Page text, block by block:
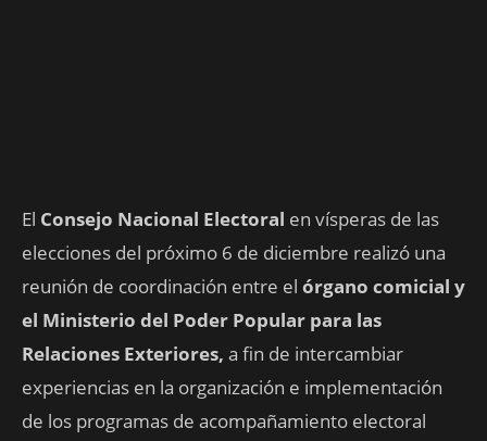
El Consejo Nacional Electoral en vísperas de las
elecciones del próximo 6 de diciembre realizó una
reunión de coordinación entre el órgano comicial y
el Ministerio del Poder Popular para las
Relaciones Exteriores, a fin de intercambiar
experiencias en la organización e implementación
de los programas de acompañamiento electoral